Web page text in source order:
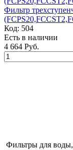
Фильтр
Код: 504
Есть в наличии
4 664 Руб.
Фильтры для